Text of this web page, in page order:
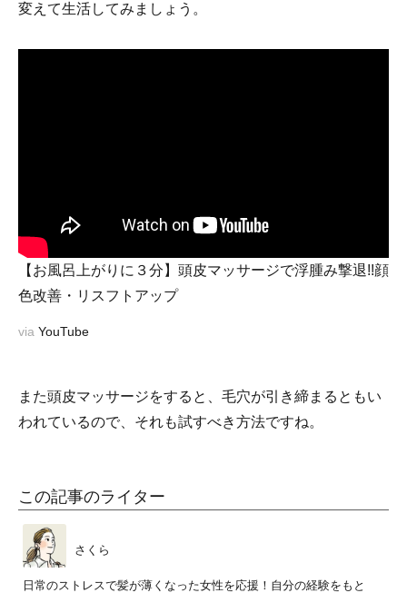
変えて生活してみましょう。
【お風呂上がりに３分】頭皮マッサージで浮腫み撃退!!顔
色改善・リスフトアップ
via YouTube
また頭皮マッサージをすると、毛穴が引き締まるともい
われているので、それも試すべき方法ですね。
この記事のライター
さくら
日常のストレスで髪が薄くなった女性を応援！自分の経験をもと